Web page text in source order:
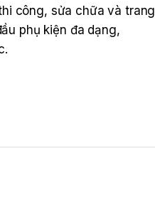
công, sửa chữa và trang
phụ kiện đa dạng,